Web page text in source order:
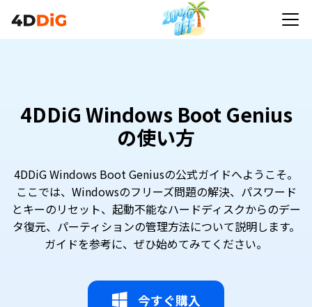
4DDiG Windows Boot Genius
の使い方
4DDiG Windows Boot Geniusの公式ガイドへようこそ。
ここでは、Windowsのフリーズ問題の解決、パスワード
とキーのリセット、起動不能なハードディスクからのデー
タ復元、パーティションの管理方法について説明します。
ガイドを参考に、ぜひ始めてみてください。
今すぐ購入